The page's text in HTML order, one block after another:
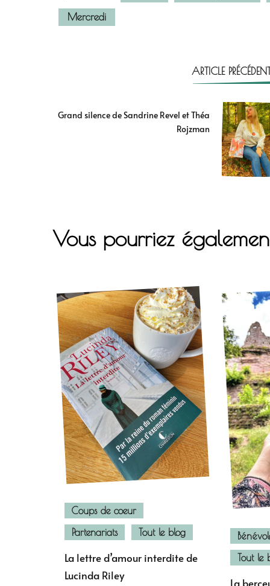
Mercredi
ARTICLE
Grand silence de Sandrine Revel et Théa
Rojzman
Vous pourriez
Coups de coeur
Partenariats
Tout le blog
La lettre d’amour interdite de
Lucinda Riley
Tout le